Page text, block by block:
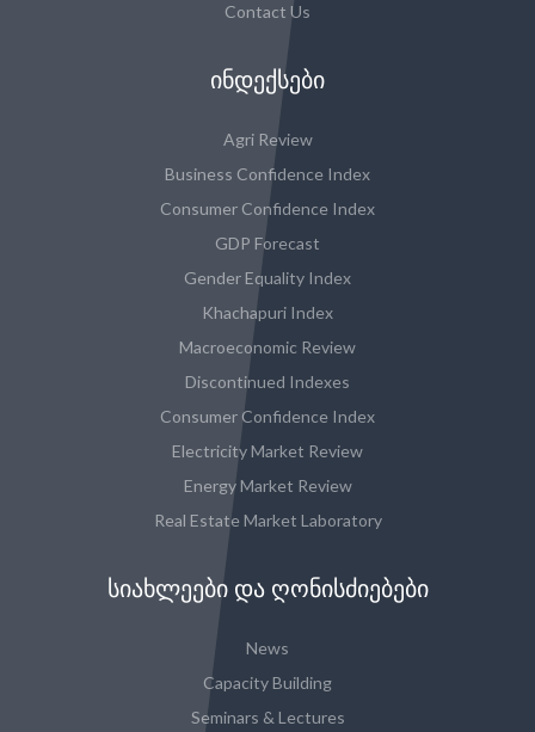
Contact Us
ᲘᲜᲓᲔᲥᲡᲔᲑᲘ
Agri Review
Business Confidence Index
Consumer Confidence Index
GDP Forecast
Gender Equality Index
Khachapuri Index
Macroeconomic Review
Discontinued Indexes
Consumer Confidence Index
Electricity Market Review
Energy Market Review
Real Estate Market Laboratory
ᲡᲘᲐᲮᲚᲔᲔᲑᲘ ᲓᲐ ᲦᲝᲜᲘᲡᲫᲘᲔᲑᲔᲑᲘ
News
Capacity Building
Seminars & Lectures